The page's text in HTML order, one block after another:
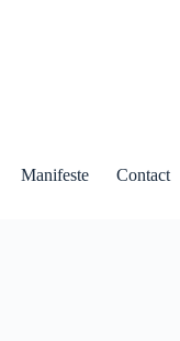
Manifeste Contact